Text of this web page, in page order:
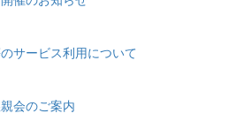
サービス利用について
会のご案内